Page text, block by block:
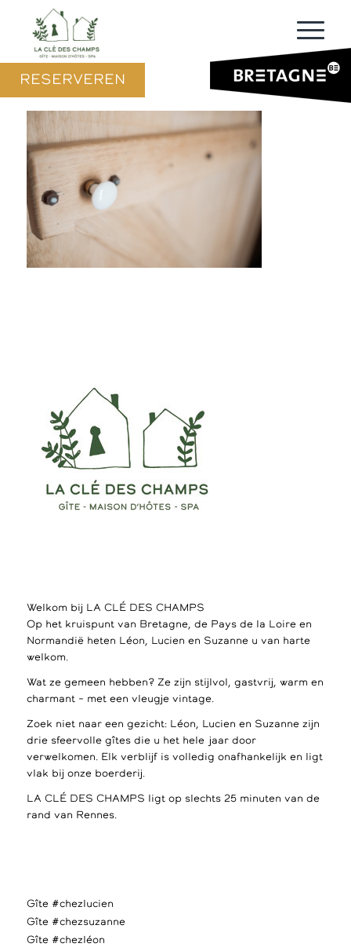
RESERVEREN
Welkom bij LA CLÉ DES CHAMPS
Op het kruispunt van Bretagne, de Pays de la Loire en
Normandië heten Léon, Lucien en Suzanne u van harte
welkom.
Wat ze gemeen hebben? Ze zijn stijlvol, gastvrij, warm en
charmant – met een vleugje vintage.
Zoek niet naar een gezicht: Léon, Lucien en Suzanne zijn
drie sfeervolle gîtes die u het hele jaar door
verwelkomen. Elk verblijf is volledig onafhankelijk en ligt
vlak bij onze boerderij.
LA CLÉ DES CHAMPS ligt op slechts 25 minuten van de
rand van Rennes.
Gîte #chezlucien
Gîte #chezsuzanne
Gîte #chezléon